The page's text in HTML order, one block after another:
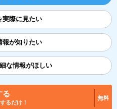
実際に見たい
報が知りたい
な情報がほしい
る
るだけ！
無料